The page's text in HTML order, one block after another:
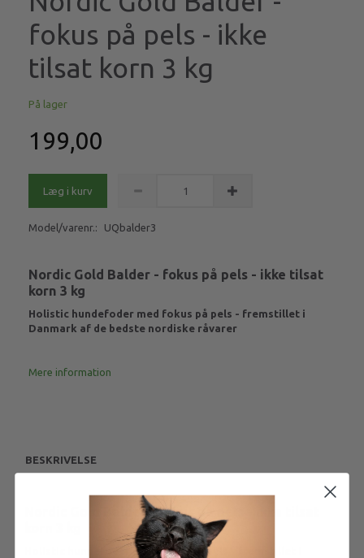
fokus på pels - ikke
tilsat korn 3 kg
På lager
199,00
Læg i kurv
Model/varenr.: UQbalder3
Nordic Gold Balder - fokus på pels - ikke tilsat
korn 3 kg
Holistic hundefoder med fokus på pels - fremstillet i
Danmark af de bedste nordiske råvarer
Mere information
BESKRIVELSE
Nordic Gold Balder - fokus på pels - ikke tilsat
Holistic hundefoder med fokus på pels - fremstillet i